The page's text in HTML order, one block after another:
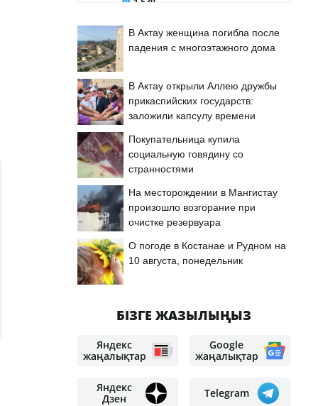
В Актау женщина погибла после
падения с многоэтажного дома
В Актау открыли Аллею дружбы
прикаспийских государств:
заложили капсулу времени
Покупательница купила
социальную говядину со
странностями
На месторождении в Мангистау
произошло возгорание при
очистке резервуара
О погоде в Костанае и Рудном на
10 августа, понедельник
БІЗГЕ ЖАЗЫЛЫҢЫЗ
Яндекс
жаңалықтар
Google
жаңалықтар
Яндекс
Дзен
Telegram